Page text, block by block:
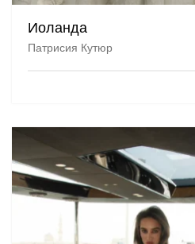
Иоланда
Патрисия Кутюр